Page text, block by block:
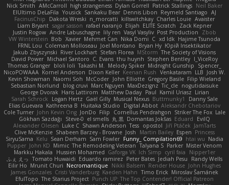
Nick Smith AMcCarroll high strangeness Dylan Gorrell Patrick Stallings Neil Baker
ElUltimo DeLaFila Yousick Sankaku Bear Dennis Libon Reymeld Santiago AJ
FacinusChip
Dakota Wreski n_morcatti killswitchkay Charles Louie Avaister
Liam Bryant sagar sasson rafael naranjo Elijah ELITE Scratch
Zack Kepner
Justin Rogow Andre Labuschagne lily ren Vasyl Vasyliv Post Production
Zbob
VW Winterstein Bob Xavier Mehmet Can Nika Domi C xd Idk Hajime Tsunoda
FRNL Lou Coleman Molloseau Joel Montano Bryan Hy Юрій Insektikator
Jakub Zbyszynski River Lockhart Stefan Florea MStorm The Society of Visions
David Power Michael Santoro C. Evans thu huynh Stephen Bentley I_ViceRoy
Thomas Granger bloli loli Takashi M. Melody Spiker Midnight Gunship
Spencer_
NicoPOWAAA Kornel Anderson Dixon Keller Keenan Rush Venkataram LLB Josh W.
Kevin Showman Naomi Soh McCoder John Elliotte Gregory Basile Filip Wieland
Sebastian Norlund
blog cruvi Marc Nguyen MaxDezignz Tic_cle nogutidaisuke
George Dvorak Haris Lattirom Matthew Daday Paul Kamil Uriasz Lirian
Sarah Schrock
Logan Hertz Gaël Gilly Musical Nexus Buttmunky1
Danny Sale
Elias Guevara Kathreena B Huitaka Studio Digital Abbot Aleksandr Chebotariov
Cole Turner John Kevin Ong JonDo Filip Cornellus Pendrahgon Striker The Fox Lale
Gökhan Sazdağı
Steve-0 el smells 丸 黒 Domantas Jokšas Eduard
EvilQ
Alexander Olesen Luke C Shawn Anderson Tess opostol Jiří Ptáček JamTarts
Clive McKenzie Shabeen Barzey - Browne Josh Martin Bailey Espen Princess
SiryuSama Kelu Sean Derham Sam Fowler Funny_ Compilation69 htai wu Nadia
Pupper John KD Mimic The Remodeling Veteran Talyana S Parker Mister Venom
Markku Hakala
Hussien Mohamed Gaforga VK Ich Simp cyril faia
Nipper1er
ふぇ えっ Tomato Huwaidi Eduardo ramirez Peter Bates Jediah Pesu
Randy Wells
Eilir Ho Mrunit Churi Necromantique Nikki Balsem Render House John Hughes
James Gonzales Cristi Vanderburg Kaeden Hahn Timo Erick Miroslav Šamánek
EfulTopo The Starius Project Punch UP: The Top Contender! Official Patreon